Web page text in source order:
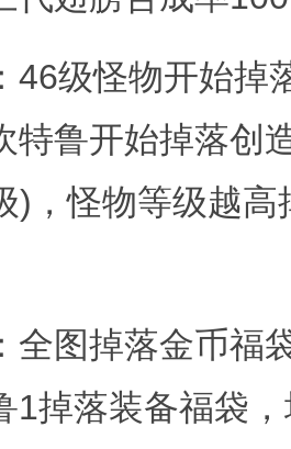
46级怪物开始掉
特鲁开始掉落创
)，怪物等级越
全图掉落金币福
1掉落装备福袋